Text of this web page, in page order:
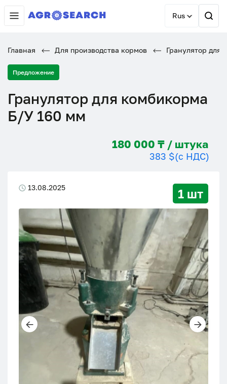
Rus
Главная Для производства кормов Гранулятор для
Предложение
Гранулятор для комбикорма
Б/У 160 мм
180 000 ₸ / штука
383 $(с НДС)
13.08.2025 1 шт